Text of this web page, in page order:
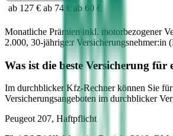
ab 127 € ab 74 € ab 60 €
Monatliche Prämien inkl. motorbezogener
2.000, 30-jährige:rVersicherungsnehmer:in
Was ist die beste Versicherung für
Im durchblicker Kfz-Rechner können Sie
Versicherungsangeboten im durchblicker
Peugeot 207, Haftpflicht